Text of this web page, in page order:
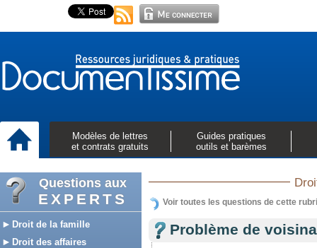
Modèles de lettres
et contrats gratuits
Guides pratiques
outils et barèmes
Questions aux
EXPERTS
Droit de la famille
Droit des affaires
Voir toutes les questions de cette
Problème de